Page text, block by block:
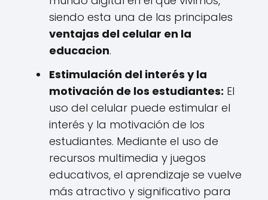
siendo esta una de las principales
ventajas del celular en la
educacion.
Estimulación del interés y la
motivación de los estudiantes: El
uso del celular puede estimular el
interés y la motivación de los
estudiantes. Mediante el uso de
recursos multimedia y juegos
educativos, el aprendizaje se vuelve
más atractivo y significativo para